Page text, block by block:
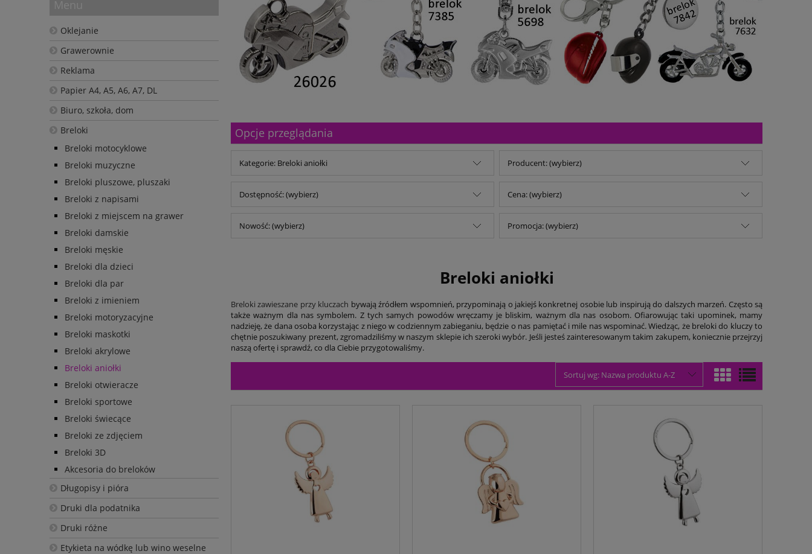
Menu
Oklejanie
Grawerownie
Reklama
Papier A4, A5, A6, A7, DL
Biuro, szkoła, dom
Breloki
Breloki motocyklowe
Breloki muzyczne
Breloki pluszowe, pluszaki
Breloki z napisami
Breloki z miejscem na grawer
Breloki damskie
Breloki męskie
Breloki dla dzieci
Breloki dla par
Breloki z imieniem
Breloki motoryzacyjne
Breloki maskotki
Breloki akrylowe
Breloki aniołki
Breloki otwieracze
Breloki sportowe
Breloki świecące
Breloki ze zdjęciem
Breloki 3D
Akcesoria do breloków
Długopisy i pióra
Druki dla podatnika
Druki różne
Etykieta na wódkę lub wino weselne
Opcje przeglądania
Kategorie: Breloki aniołki Producent: (wybierz)
Dostępność: (wybierz) Cena: (wybierz)
Nowość: (wybierz) Promocja: (wybierz)
Breloki aniołki
Breloki zawieszane przy kluczach bywają źródłem wspomnień, przypominają o jakiejś konkretnej osobie lub inspirują do dalszych marzeń. Często są
także ważnym dla nas symbolem. Z tych samych powodów wręczamy je bliskim, ważnym dla nas osobom. Ofiarowując taki upominek, mamy
nadzieję, że dana osoba korzystając z niego w codziennym zabieganiu, będzie o nas pamiętać i mile nas wspominać. Wiedząc, że breloki do kluczy to
chętnie poszukiwany prezent, zgromadziliśmy w naszym sklepie ich szeroki wybór. Jeśli jesteś zainteresowanym takim zakupem, koniecznie przejrzyj
naszą ofertę i sprawdź, co dla Ciebie przygotowaliśmy.
Sortuj wg: Nazwa produktu A-Z